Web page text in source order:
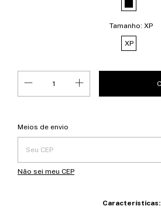
Tamanho: XP
XP
Entregas para o CEP:
Meios de envio
Não sei meu CEP
Características: